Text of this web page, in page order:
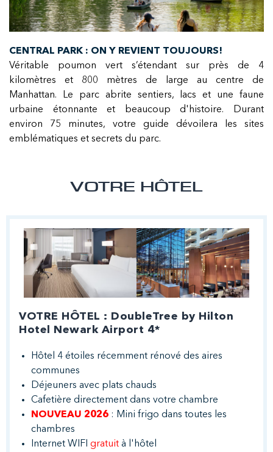
CENTRAL PARK : ON Y REVIENT TOUJOURS!
Véritable poumon vert s’étendant sur près de 4
kilomètres et 800 mètres de large au centre de
Manhattan. Le parc abrite sentiers, lacs et une faune
urbaine étonnante et beaucoup d'histoire. Durant
environ 75 minutes, votre guide dévoilera les sites
emblématiques et secrets du parc.
VOTRE HÔTEL
VOTRE HÔTEL : DoubleTree by Hilton
Hotel Newark Airport 4*
Hôtel 4 étoiles récemment rénové des aires
communes
Déjeuners avec plats chauds
Cafetière directement dans votre chambre
NOUVEAU 2026 : Mini frigo dans toutes les
chambres
Internet WIFI gratuit à l'hôtel